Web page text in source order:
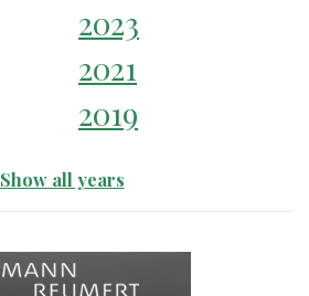
2023
2021
2019
Show all years